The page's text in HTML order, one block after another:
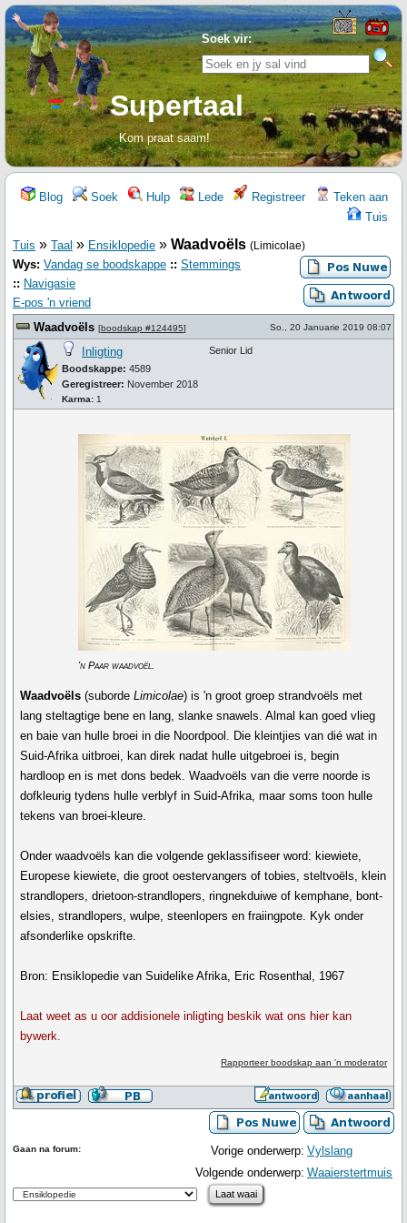
Soek vir:
Supertaal
Kom praat saam!
Blog Soek Hulp Lede Registreer
Teken aan
Tuis
Tuis » Taal » Ensiklopedie » Waadvoëls (Limicolae)
Wys: Vandag se boodskappe :: Stemmings
:: Navigasie
E-pos 'n vriend
Waadvoëls [boodskap #124495] So., 20 Januarie 2019 08:07
Inligting
Boodskappe: 4589
Geregistreer: November 2018
Karma: 1
Senior Lid
'n Paar waadvoël.
Waadvoëls (subordeLimicolae) is 'n groot groep strandvoëls met
lang steltagtige bene en lang, slanke snawels. Almal kan goed vlieg
en baie van hulle broei in die Noordpool. Die kleintjies van dié wat in
Suid-Afrika uitbroei, kan direk nadat hulle uitgebroei is, begin
hardloop en is met dons bedek. Waadvoëls van die verre noorde is
dofkleurig tydens hulle verblyf in Suid-Afrika, maar soms toon hulle
tekens van broei-kleure.
Onder waadvoëls kan die volgende geklassifiseer word: kiewiete,
Europese kiewiete, die groot oestervangers of tobies, steltvoëls, klein
strandlopers, drietoon-strandlopers, ringnekduiwe of kemphane, bont-
elsies, strandlopers, wulpe, steenlopers en fraiingpote. Kyk onder
afsonderlike opskrifte.
Bron: Ensiklopedie van Suidelike Afrika, Eric Rosenthal, 1967
Laat weet as u oor addisionele inligting beskik wat ons hier kan
bywerk.
Rapporteer boodskap aan 'n moderator
Vorige onderwerp: Vylslang
Volgende onderwerp: Waaierstertmuis
Gaan na forum: